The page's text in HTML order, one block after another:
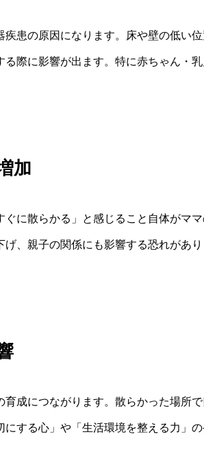
患の原因になります。床や壁の低い位
際に影響が出ます。特に赤ちゃん・
加
ぐに散らかる」と感じること自体がマ
、親子の関係にも影響する恐れがあ
成につながります。散らかった場所
する心」や「生活環境を整える力」